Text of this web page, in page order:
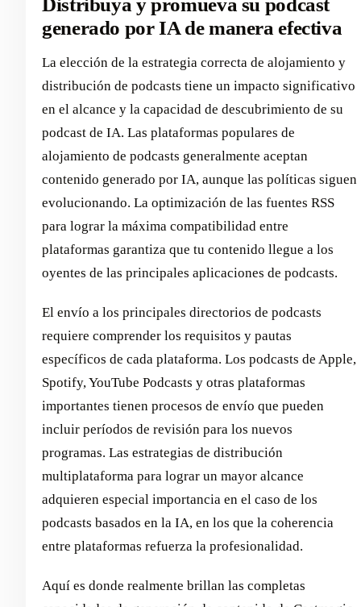
Distribuya y promueva su podcast
generado por IA de manera efectiva
La elección de la estrategia correcta de alojamiento y
distribución de podcasts tiene un impacto significativo
en el alcance y la capacidad de descubrimiento de su
podcast de IA. Las plataformas populares de
alojamiento de podcasts generalmente aceptan
contenido generado por IA, aunque las políticas siguen
evolucionando. La optimización de las fuentes RSS
para lograr la máxima compatibilidad entre
plataformas garantiza que tu contenido llegue a los
oyentes de las principales aplicaciones de podcasts.
El envío a los principales directorios de podcasts
requiere comprender los requisitos y pautas
específicos de cada plataforma. Los podcasts de Apple,
Spotify, YouTube Podcasts y otras plataformas
importantes tienen procesos de envío que pueden
incluir períodos de revisión para los nuevos
programas. Las estrategias de distribución
multiplataforma para lograr un mayor alcance
adquieren especial importancia en el caso de los
podcasts basados en la IA, en los que la coherencia
entre plataformas refuerza la profesionalidad.
Aquí es donde realmente brillan las completas